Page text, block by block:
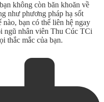
không còn băn khoăn về
như phương pháp hạ sốt
bạn có thể liên hệ ngay
ngũ nhân viên Thu Cúc TCi
thắc mắc của bạn.